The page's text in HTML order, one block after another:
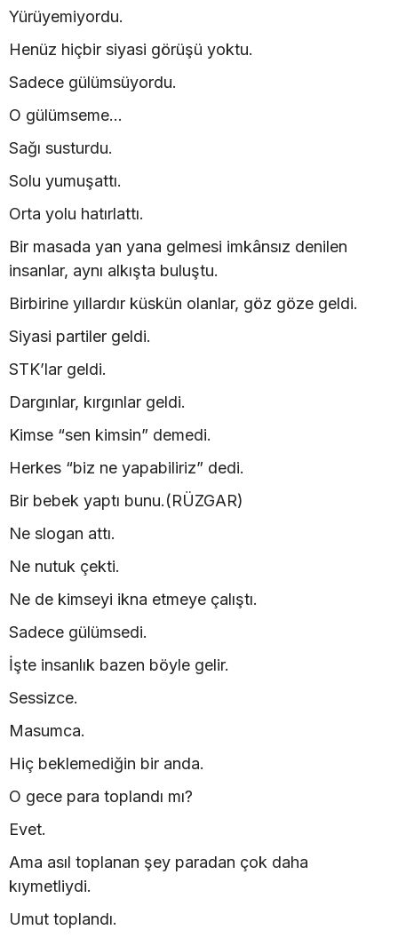
Yürüyemiyordu.
Henüz hiçbir siyasi görüşü yoktu.
Sadece gülümsüyordu.
O gülümseme…
Sağı susturdu.
Solu yumuşattı.
Orta yolu hatırlattı.
Bir masada yan yana gelmesi imkânsız denilen
insanlar, aynı alkışta buluştu.
Birbirine yıllardır küskün olanlar, göz göze geldi.
Siyasi partiler geldi.
STK’lar geldi.
Dargınlar, kırgınlar geldi.
Kimse “sen kimsin” demedi.
Herkes “biz ne yapabiliriz” dedi.
Bir bebek yaptı bunu.(RÜZGAR)
Ne slogan attı.
Ne nutuk çekti.
Ne de kimseyi ikna etmeye çalıştı.
Sadece gülümsedi.
İşte insanlık bazen böyle gelir.
Sessizce.
Masumca.
Hiç beklemediğin bir anda.
O gece para toplandı mı?
Evet.
Ama asıl toplanan şey paradan çok daha
kıymetliydi.
Umut toplandı.